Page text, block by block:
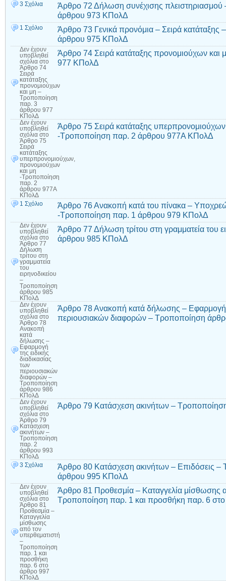
3 Σχόλια
Άρθρο 72 Δήλωση συνέχισης
άρθρου 973 ΚΠολΔ
1 Σχόλιο
Άρθρο 73 Γενικά προνόμια – Σειρά
άρθρου 975 ΚΠολΔ
Δεν έχουν
υποβληθεί
σχόλια στο
Άρθρο 74
Σειρά
κατάταξης
προνομιούχων
και μη –
Τροποποίηση
παρ. 3
άρθρου 977
ΚΠολΔ
Άρθρο 74 Σειρά κατάταξης προνομιούχων
977 ΚΠολΔ
Δεν έχουν
υποβληθεί
σχόλια στο
Άρθρο 75
Σειρά
κατάταξης
υπερπρονομιούχων,
προνομιούχων
και μη
-Τροποποίηση
παρ. 2
άρθρου 977Α
ΚΠολΔ
Άρθρο 75 Σειρά κατάταξης
-Τροποποίηση παρ. 2 άρθρου 977Α ΚΠολΔ
1 Σχόλιο
Άρθρο 76 Ανακοπή κατά του πίνακα –
-Τροποποίηση παρ. 1 άρθρου 979 ΚΠολΔ
Δεν έχουν
υποβληθεί
σχόλια στο
Άρθρο 77
Δήλωση
τρίτου στη
γραμματεία
του
ειρηνοδικείου
–
Τροποποίηση
άρθρου 985
ΚΠολΔ
Άρθρο 77 Δήλωση τρίτου στη γραμματεία του
άρθρου 985 ΚΠολΔ
Δεν έχουν
υποβληθεί
σχόλια στο
Άρθρο 78
Ανακοπή
κατά
δήλωσης –
Εφαρμογή
της ειδικής
διαδικασίας
των
περιουσιακών
διαφορών –
Τροποποίηση
άρθρου 986
ΚΠολΔ
Άρθρο 78 Ανακοπή κατά δήλωσης – Εφαρμογή
περιουσιακών διαφορών – Τροποποίηση
Δεν έχουν
υποβληθεί
σχόλια στο
Άρθρο 79
Κατάσχεση
ακινήτων –
Τροποποίηση
παρ. 2
άρθρου 993
ΚΠολΔ
Άρθρο 79 Κατάσχεση ακινήτων –
3 Σχόλια
Άρθρο 80 Κατάσχεση ακινήτων – Επιδόσεις
άρθρου 995 ΚΠολΔ
Δεν έχουν
υποβληθεί
σχόλια στο
Άρθρο 81
Προθεσμία –
Καταγγελία
μίσθωσης
από τον
υπερθεματιστή
–
Τροποποίηση
παρ. 1 και
προσθήκη
παρ. 6 στο
άρθρο 997
ΚΠολΔ
Άρθρο 81 Προθεσμία – Καταγγελία μίσθωσης
Τροποποίηση παρ. 1 και προσθήκη παρ. 6